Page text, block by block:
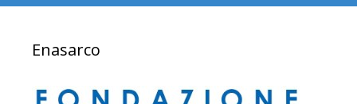
Enasarco